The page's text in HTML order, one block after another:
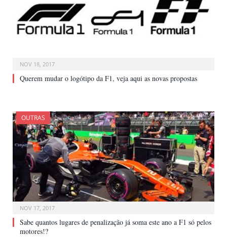
NOV 18, 2017
Querem mudar o logótipo da F1, veja aqui as novas propostas
OUTRAS
NOV 17, 2017
Sabe quantos lugares de penalização já soma este ano a F1 só pelos
motores!?